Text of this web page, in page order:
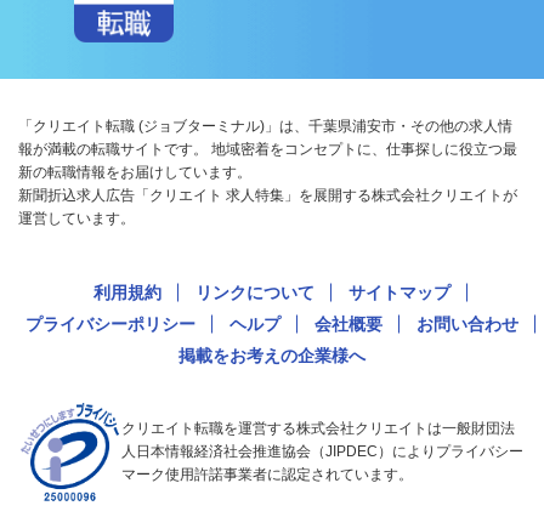
「クリエイト転職 (ジョブターミナル)」は、千葉県浦安市・その他の求人情
報が満載の転職サイトです。 地域密着をコンセプトに、仕事探しに役立つ最
新の転職情報をお届けしています。
新聞折込求人広告「クリエイト 求人特集」を展開する株式会社クリエイトが
運営しています。
利用規約 リンクについて
サイトマップ
プライバシーポリシー
ヘルプ 会社概要
お問い合わせ
掲載をお考えの企業様へ
クリエイト転職を運営する株式会社クリエイトは一般財団法
人日本情報経済社会推進協会（JIPDEC）によりプライバシー
マーク使用許諾事業者に認定されています。